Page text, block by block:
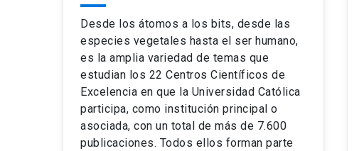
Desde los átomos a los bits, desde las
especies vegetales hasta el ser humano,
es la amplia variedad de temas que
estudian los 22 Centros Científicos de
Excelencia en que la Universidad Católica
participa, como institución principal o
asociada, con un total de más de 7.600
publicaciones. Todos ellos forman parte